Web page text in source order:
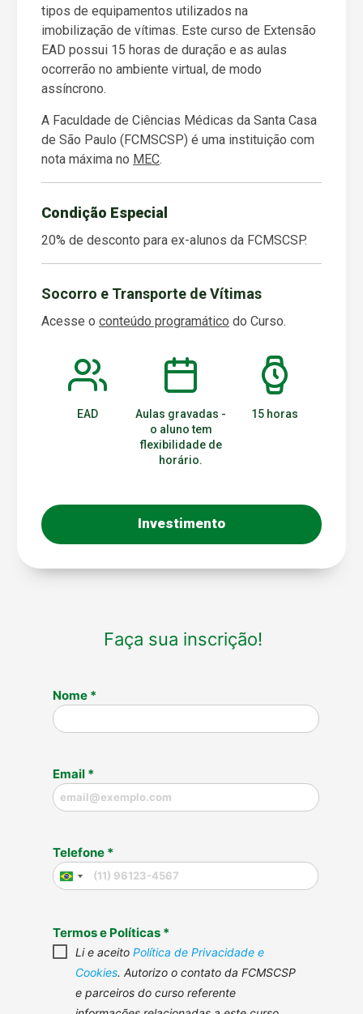
tipos de equipamentos utilizados na
imobilização de vítimas. Este curso de Extensão
EAD possui 15 horas de duração e as aulas
ocorrerão no ambiente virtual, de modo
assíncrono.
A Faculdade de Ciências Médicas da Santa Casa
de São Paulo (FCMSCSP) é uma instituição com
nota máxima no MEC.
Condição Especial
20% de desconto para ex-alunos da FCMSCSP.
Socorro e Transporte de Vítimas
Acesse o conteúdo programático do Curso.
EAD
Aulas gravadas -
o aluno tem
flexibilidade de
horário.
15 horas
Investimento